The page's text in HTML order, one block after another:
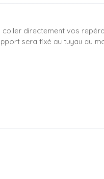
coller directement vos
sera fixé au tuyau au